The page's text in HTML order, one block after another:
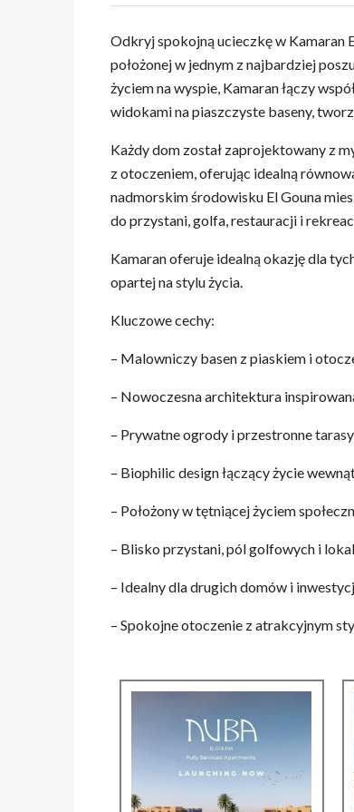
Odkryj spokojną ucieczkę w Kamaran
położonej w jednym z najbardziej
życiem na wyspie, Kamaran łączy
widokami na piaszczyste baseny,
Każdy dom został zaprojektowany z
z otoczeniem, oferując idealną
nadmorskim środowisku El Gouna
do przystani, golfa, restauracji i
Kamaran oferuje idealną okazję dla
opartej na stylu życia.
Kluczowe cechy:
– Malowniczy basen z piaskiem i
– Nowoczesna architektura
– Prywatne ogrody i przestronne tarasy
– Biophilic design łączący życie
– Położony w tętniącej życiem
– Blisko przystani, pól golfowych i
– Idealny dla drugich domów i
– Spokojne otoczenie z atrakcyjnym